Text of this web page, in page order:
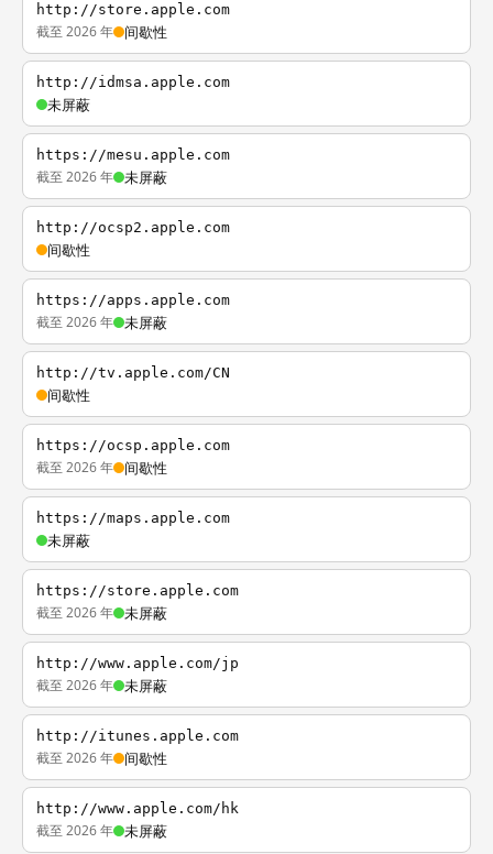
http://store.apple.com
截至 2026 年 间歇性
http://idmsa.apple.com
未屏蔽
https://mesu.apple.com
截至 2026 年 未屏蔽
http://ocsp2.apple.com
间歇性
https://apps.apple.com
截至 2026 年 未屏蔽
http://tv.apple.com/CN
间歇性
https://ocsp.apple.com
截至 2026 年 间歇性
https://maps.apple.com
未屏蔽
https://store.apple.com
截至 2026 年 未屏蔽
http://www.apple.com/jp
截至 2026 年 未屏蔽
http://itunes.apple.com
截至 2026 年 间歇性
http://www.apple.com/hk
截至 2026 年 未屏蔽